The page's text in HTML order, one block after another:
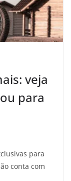
veja
para
para
conta com